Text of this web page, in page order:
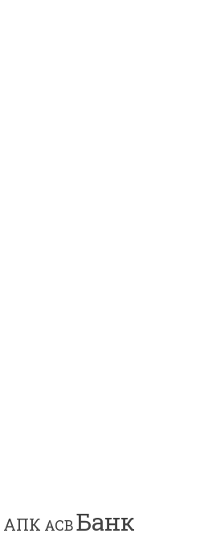
АПК АСВБанк